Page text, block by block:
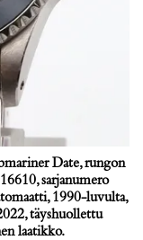
Date, rungon
sarjanumero
1990-luvulta,
täyshuollettu
laatikko.